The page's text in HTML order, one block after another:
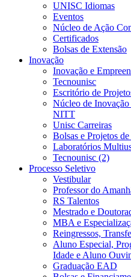
UNISC Idiomas
Eventos
Núcleo de Ação
Certificados
Bolsas de Extensão
Inovação
Inovação e
Tecnounisc
Escritório de
Núcleo de
NITT
Unisc Carreiras
Bolsas e Projetos
Laboratórios
Tecnounisc (2)
Processo Seletivo
Vestibular
Professor do
RS Talentos
Mestrado e
MBA e
Reingressos,
Aluno Especial,
Idade e Aluno
Graduação EAD